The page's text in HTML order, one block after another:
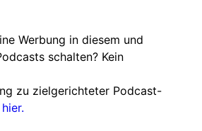
Werbung in diesem und
schalten? Kein
zu zielgerichteter Podcast-